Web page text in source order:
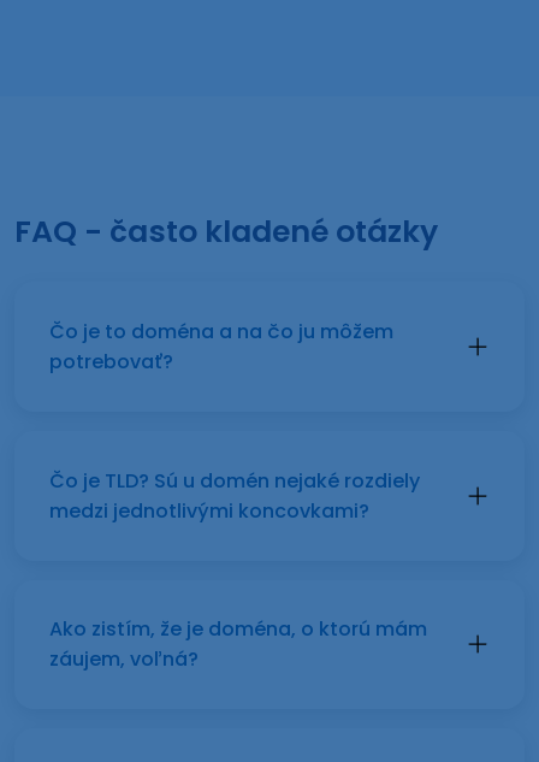
FAQ - často kladené otázky
Čo je to doména a na čo ju môžem
potrebovať?
Čo je TLD? Sú u domén nejaké rozdiely
medzi jednotlivými koncovkami?
Ako zistím, že je doména, o ktorú mám
záujem, voľná?